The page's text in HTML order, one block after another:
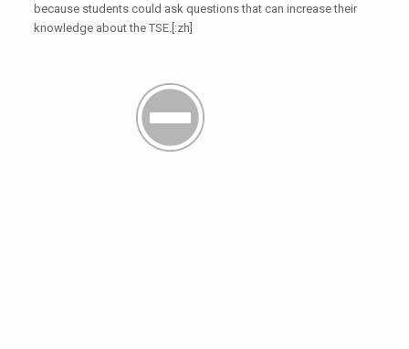
because students could ask questions that can increase their
knowledge about the TSE.[:zh]